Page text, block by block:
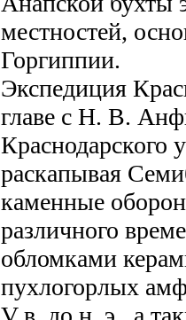
местностей,
Горгиппии.
Экспедиция
главе с Н. В.
Краснодарского
раскапывая
каменные
различного
обломками
пухлогорлых